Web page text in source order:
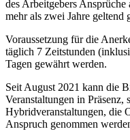
des Arbeitgebers
mehr als zwei Jahre geltend
Voraussetzung für die
täglich 7 Zeitstunden
Tagen gewährt werden.
Seit August 2021 kann die
Veranstaltungen in
Hybridveranstaltungen, die
Anspruch genommen